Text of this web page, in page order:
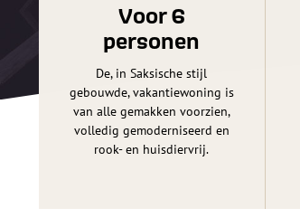
Voor 6
personen
De, in Saksische stijl
gebouwde, vakantiewoning is
van alle gemakken voorzien,
volledig gemoderniseerd en
rook- en huisdiervrij.